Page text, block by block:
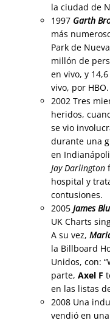
la ciudad de
1997 Garth
más
Park de
millón de
en vivo, y
vivo, por HBO.
2002 Tres
heridos,
se vio
durante una
en
Jay Darlington
hospital y
contusiones.
2005 James
UK Charts
A su vez,
la Billboard
Unidos, con:
parte, Axel F
en las listas
2008 Una
vendió en